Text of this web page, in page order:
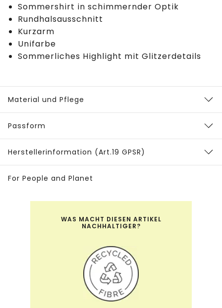
Sommershirt in schimmernder Optik
Rundhalsausschnitt
Kurzarm
Unifarbe
Sommerliches Highlight mit Glitzerdetails
Material und Pflege
Passform
Herstellerinformation (Art.19 GPSR)
For People and Planet
WAS MACHT DIESEN ARTIKEL
NACHHALTIGER?